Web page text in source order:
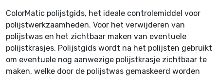
ColorMatic polijstgids, het ideale controlemiddel voor
polijstwerkzaamheden. Voor het verwijderen van
polijstwas en het zichtbaar maken van eventuele
polijstkrasjes. Polijstgids wordt na het polijsten gebruikt
om eventuele nog aanwezige polijstkrasje zichtbaar te
maken, welke door de polijstwas gemaskeerd worden